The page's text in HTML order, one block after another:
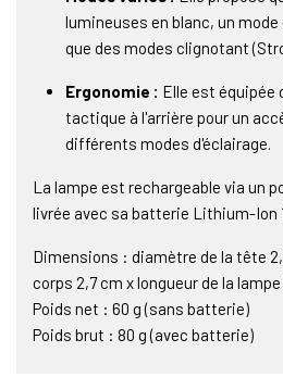
lumineuses en blanc, un
que des modes clignotant
Ergonomie : Elle est équipée
tactique à l'arrière pour un
différents modes d'éclairage.
La lampe est rechargeable via un
livrée avec sa batterie Lithium-Ion
Dimensions : diamètre de la tête
corps 2,7 cm x longueur de la
Poids net : 60 g (sans batterie)
Poids brut : 80 g (avec batterie)